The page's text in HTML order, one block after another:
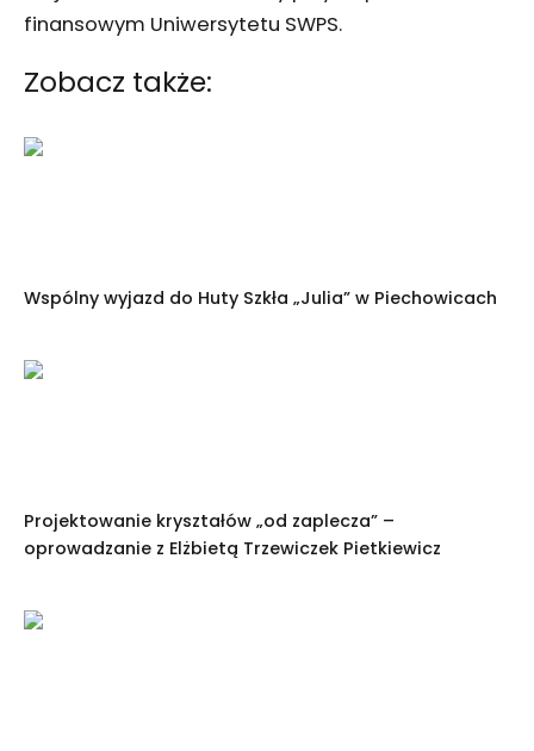
finansowym Uniwersytetu SWPS.
Zobacz także:
Wspólny wyjazd do Huty Szkła „Julia” w Piechowicach
Projektowanie kryształów „od zaplecza” –
oprowadzanie z Elżbietą Trzewiczek Pietkiewicz